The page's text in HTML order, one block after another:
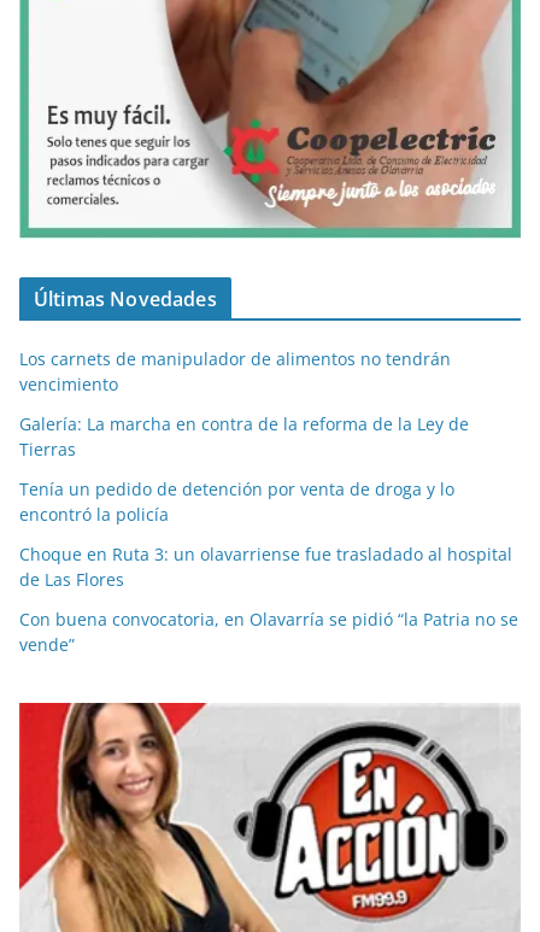
Últimas Novedades
Los carnets de manipulador de alimentos no tendrán
vencimiento
Galería: La marcha en contra de la reforma de la Ley de
Tierras
Tenía un pedido de detención por venta de droga y lo
encontró la policía
Choque en Ruta 3: un olavarriense fue trasladado al hospital
de Las Flores
Con buena convocatoria, en Olavarría se pidió “la Patria no se
vende”